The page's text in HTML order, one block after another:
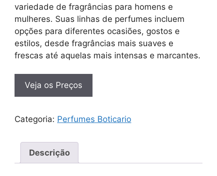
variedade de fragrâncias para homens e
mulheres. Suas linhas de perfumes incluem
opções para diferentes ocasiões, gostos e
estilos, desde fragrâncias mais suaves e
frescas até aquelas mais intensas e marcantes.
Veja os Preços
Categoria: Perfumes Boticario
Descrição